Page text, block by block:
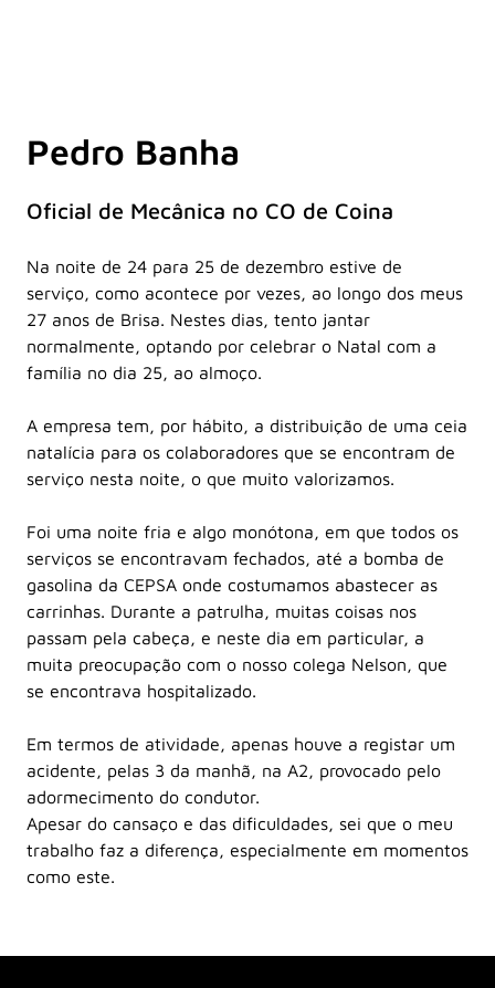
valores, visão e história.
Partes interessadas
Governo da Sociedade
Conheça os principais
indicadores de negócio do Grupo
Brisa e o seu modelo de governo.
Descubra como asseguramos a
em Portugal.
Saiba mais sobre o nosso
compromisso, comunidade e
projetos.
Saiba o que significa trabalhar
na Brisa.
Pedro Banha
Oficial de Mecânica no CO de Coina
Na noite de 24 para 25 de dezembro estive de
serviço, como acontece por vezes, ao longo dos meus
27 anos de Brisa. Nestes dias, tento jantar
normalmente, optando por celebrar o Natal com a
família no dia 25, ao almoço.
A empresa tem, por hábito, a distribuição de uma ceia
natalícia para os colaboradores que se encontram de
serviço nesta noite, o que muito valorizamos.
Foi uma noite fria e algo monótona, em que todos os
serviços se encontravam fechados, até a bomba de
gasolina da CEPSA onde costumamos abastecer as
carrinhas. Durante a patrulha, muitas coisas nos
passam pela cabeça, e neste dia em particular, a
muita preocupação com o nosso colega Nelson, que
se encontrava hospitalizado.
Em termos de atividade, apenas houve a registar um
acidente, pelas 3 da manhã, na A2, provocado pelo
adormecimento do condutor.
Apesar do cansaço e das dificuldades, sei que o meu
trabalho faz a diferença, especialmente em momentos
como este.